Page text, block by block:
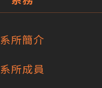
系所簡介
系所成員